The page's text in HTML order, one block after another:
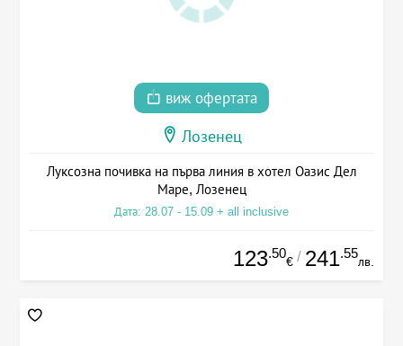
виж офертата
Лозенец
Луксозна почивка на първа линия в хотел Оазис Дел
Маре, Лозенец
Дата: 28.07 - 15.09 + all inclusive
123.50
€ / 241.55
лв.